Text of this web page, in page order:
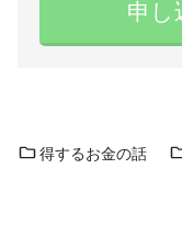
申し
得するお金の話